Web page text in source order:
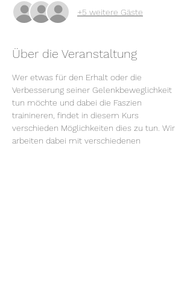
+5 weitere Gäste
Über die Veranstaltung
Wer etwas für den Erhalt oder die
Verbesserung seiner Gelenkbeweglichkeit
tun möchte und dabei die Faszien
trainineren, findet in diesem Kurs
verschieden Möglichkeiten dies zu tun. Wir
arbeiten dabei mit verschiedenen